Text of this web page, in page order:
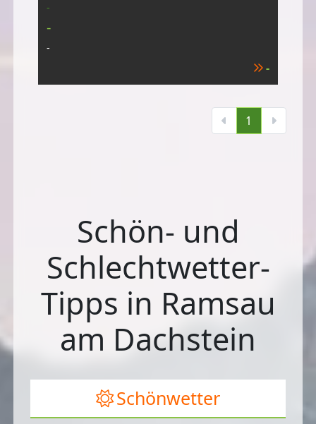
-
-
-
-
1
Schön- und
Schlechtwetter-
Tipps in Ramsau
am Dachstein
Schönwetter